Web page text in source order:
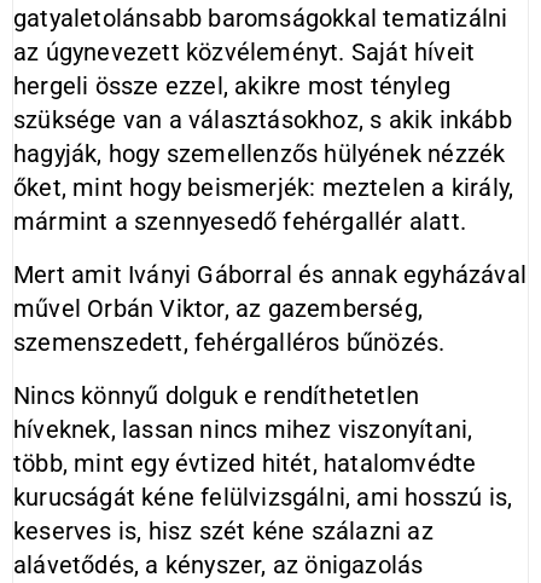
gatyaletolánsabb baromságokkal tematizálni
az úgynevezett közvéleményt. Saját híveit
hergeli össze ezzel, akikre most tényleg
szüksége van a választásokhoz, s akik inkább
hagyják, hogy szemellenzős hülyének nézzék
őket, mint hogy beismerjék: meztelen a király,
mármint a szennyesedő fehérgallér alatt.
Mert amit Iványi Gáborral és annak egyházával
művel Orbán Viktor, az gazemberség,
szemenszedett, fehérgalléros bűnözés.
Nincs könnyű dolguk e rendíthetetlen
híveknek, lassan nincs mihez viszonyítani,
több, mint egy évtized hitét, hatalomvédte
kurucságát kéne felülvizsgálni, ami hosszú is,
keserves is, hisz szét kéne szálazni az
alávetődés, a kényszer, az önigazolás